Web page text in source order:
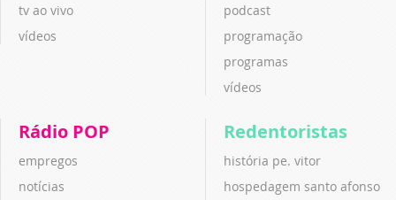
tv ao vivo
vídeos
podcast
programação
programas
vídeos
Rádio POP
empregos
notícias
Redentoristas
história pe. vitor
hospedagem santo afonso